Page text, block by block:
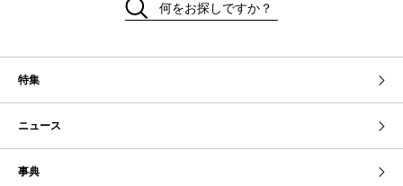
特集
ニュース
事典
何をお探しですか？